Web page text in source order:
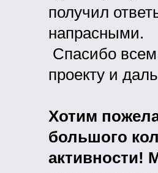
получил
напрасными.
Спасибо всем
проекту и
Хотим
большого
активности!